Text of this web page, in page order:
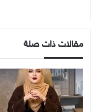
مقالات ذات صلة